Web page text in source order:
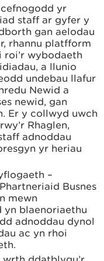
yr
staff ar gyfer y
gan aelodau
rhannu platfform
wybodaeth
a llunio
undebau llafur
Newid a
newid, gan
Er y collwyd uwch
Rhaglen,
adnoddau
yr heriau
–
Busnes
mewn
yn blaenoriaethu
adnoddau dynol
ac yn rhoi